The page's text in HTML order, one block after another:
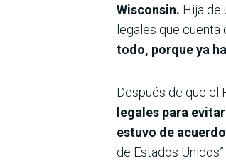
Wisconsin. Hija de
legales que
todo, porque ya
Después de que el
legales para
estuvo de
de Estados Unidos”.